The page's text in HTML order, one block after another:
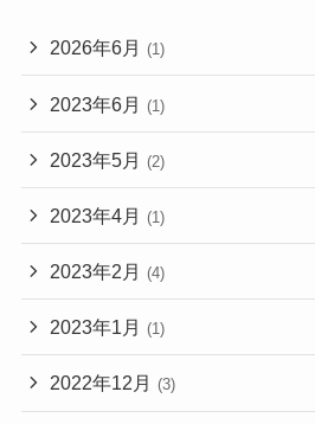
2026年6月 (1)
2023年6月 (1)
2023年5月 (2)
2023年4月 (1)
2023年2月 (4)
2023年1月 (1)
2022年12月 (3)